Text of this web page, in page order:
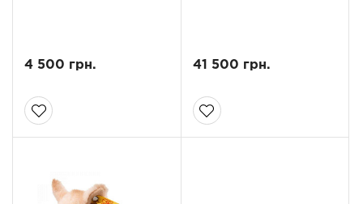
4 500 грн. 41 500 грн.